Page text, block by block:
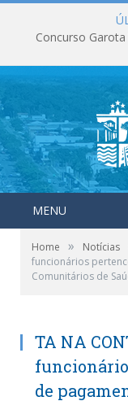
Concurso
MENU
Home » Notícias
funcionários
Comunitários de
TA NA
de